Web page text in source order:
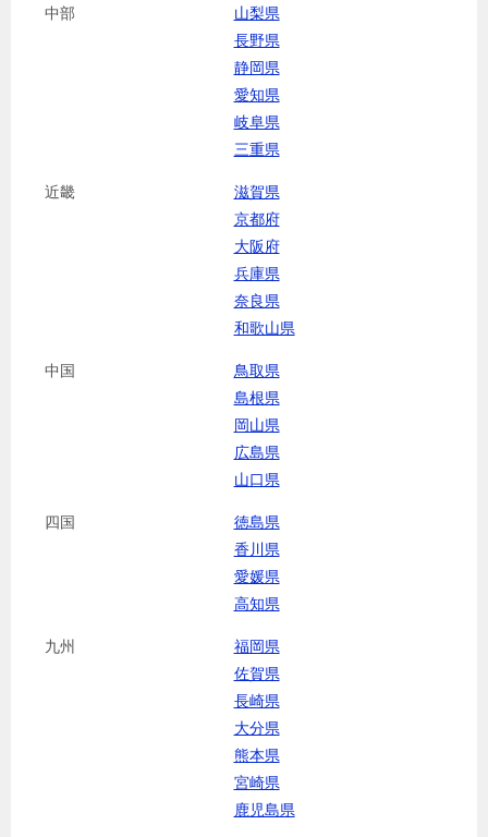
中部
山梨県
長野県
静岡県
愛知県
岐阜県
三重県
近畿
滋賀県
京都府
大阪府
兵庫県
奈良県
和歌山県
中国
鳥取県
島根県
岡山県
広島県
山口県
四国
徳島県
香川県
愛媛県
高知県
九州
福岡県
佐賀県
長崎県
大分県
熊本県
宮崎県
鹿児島県